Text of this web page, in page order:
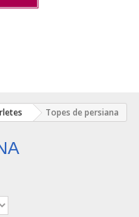
Topes de persiana